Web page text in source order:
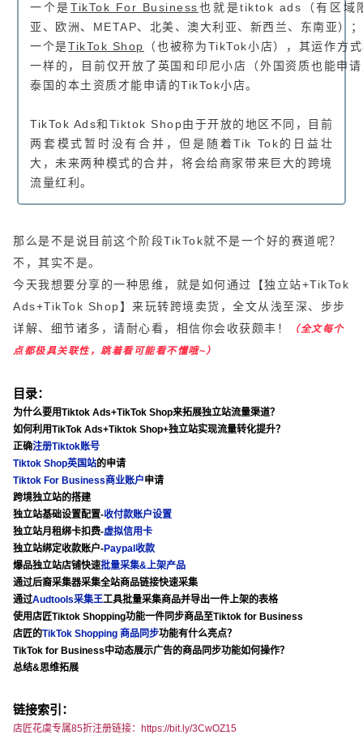
一个是TikTok For Business也就是tiktok ads（有区域
亚、欧洲、METAP、北美、澳大利亚、新西兰、东南亚）；
一个是TikTok Shop
（也被称为TikTok小店），其运作方
一样的，目前仅开放了英国和印尼小店（外国资质也能申
泰国的本土资质才能申请的TikTok小店。
TikTok Ads和Tiktok Shop由于开放的地区不同，目前
两套模式暂时没有合并，但是随着Tik Tok的日益壮
大，未来两种模式的合并，将会给商家带来巨大的跨境
流量红利。
那么是不是说目前这个阶段TikTok就不是一个好的赛道呢？
不，其实不是。
今天我想要分享的一种思维，就是如何通过【独立站+TikTok
Ads+TikTok Shop】来玩转跨境卖货，全文从浅至深、步步
详解、细节诸多，请耐心看，相信你会收获颇丰！
（全文每个
点都极具关联性，跳着看可能看不懂哦~）
目录：
为什么要用Tiktok Ads+TikTok Shop来拓展独立站流量渠道？
如何利用TikTok Ads+Tiktok Shop+独立站实现流量转化提升？
正确注册Tiktok账号
Tiktok Shop英国站的申请
Tiktok For Business商业账户申请
跨境独立站的搭建
独立站基础设置配置-收付款账户设置
独立站月租绑卡扣费-虚拟信用卡
独立站绑定收款账户-Paypal收款
爆品独立站店铺快速批量采集&上架产品
通过后裔采集器采集全站商品链接快速采集
通过Audtools采集王工具批量采集商品并导出一件上架的表格
使用店匠Tiktok Shopping功能一件同步商品至Tiktok for Business
店匠的TikTok Shopping 商品同步功能有什么亮点？
TikTok for Business中动态展示广告的商品同步功能如何操作？
总结&思维拓展
链接索引：
店匠花虞专属85折注册链接：https://bit.ly/3CwOZ15